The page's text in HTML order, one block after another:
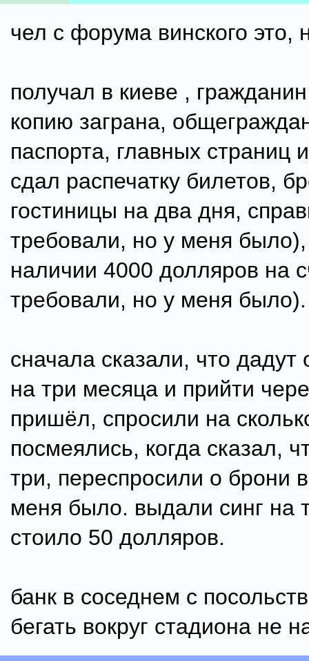
чел с форума винского это,
получал в киеве ,
копию заграна,
паспорта, главных страниц
сдал распечатку билетов,
гостиницы на два дня,
требовали, но у меня было),
наличии 4000 долляров на
требовали, но у меня было).
сначала сказали, что дадут
на три месяца и прийти
пришёл, спросили на
посмеялись, когда сказал,
три, переспросили о брони
меня было. выдали синг на
стоило 50 долляров.
банк в соседнем с
бегать вокруг стадиона не